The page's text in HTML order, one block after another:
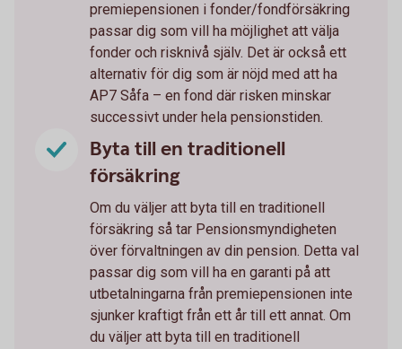
premiepensionen i fonder/fondförsäkring
passar dig som vill ha möjlighet att välja
fonder och risknivå själv. Det är också ett
alternativ för dig som är nöjd med att ha
AP7 Såfa – en fond där risken minskar
successivt under hela pensionstiden.
Byta till en traditionell
försäkring
Om du väljer att byta till en traditionell
försäkring så tar Pensionsmyndigheten
över förvaltningen av din pension. Detta val
passar dig som vill ha en garanti på att
utbetalningarna från premiepensionen inte
sjunker kraftigt från ett år till ett annat. Om
du väljer att byta till en traditionell